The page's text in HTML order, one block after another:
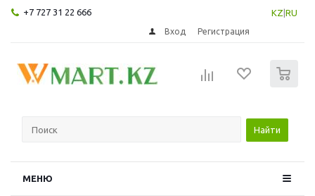
+7 727 31 22 666 KZ RU
Вход Регистрация
Найти
МЕНЮ